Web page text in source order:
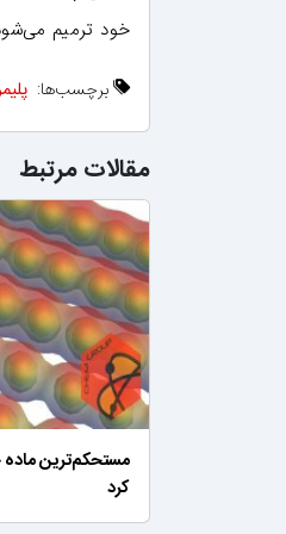
خود ترمیم
برچسب‌ها:
مقالات مرتبط
مستحکم‌ترین ماده
کرد